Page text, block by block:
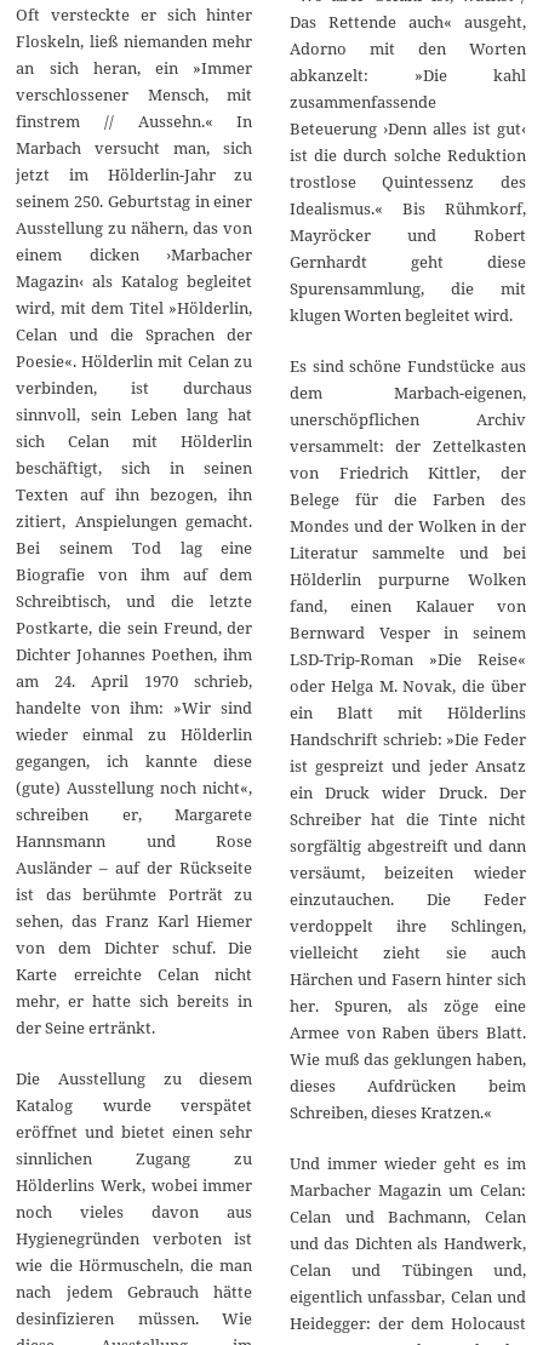
Oft versteckte er sich hinter
Floskeln, ließ niemanden mehr
an sich heran, ein »Immer
verschlossener Mensch, mit
finstrem // Aussehn.« In
Marbach versucht man, sich
jetzt im Hölderlin-Jahr zu
seinem 250. Geburtstag in einer
Ausstellung zu nähern, das von
einem dicken ›Marbacher
Magazin‹ als Katalog begleitet
wird, mit dem Titel »Hölderlin,
Celan und die Sprachen der
Poesie«. Hölderlin mit Celan zu
verbinden, ist durchaus
sinnvoll, sein Leben lang hat
sich Celan mit Hölderlin
beschäftigt, sich in seinen
Texten auf ihn bezogen, ihn
zitiert, Anspielungen gemacht.
Bei seinem Tod lag eine
Biografie von ihm auf dem
Schreibtisch, und die letzte
Postkarte, die sein Freund, der
Dichter Johannes Poethen, ihm
am 24. April 1970 schrieb,
handelte von ihm: »Wir sind
wieder einmal zu Hölderlin
gegangen, ich kannte diese
(gute) Ausstellung noch nicht«,
schreiben er, Margarete
Hannsmann und Rose
Ausländer – auf der Rückseite
ist das berühmte Porträt zu
sehen, das Franz Karl Hiemer
von dem Dichter schuf. Die
Karte erreichte Celan nicht
mehr, er hatte sich bereits in
der Seine ertränkt.
Die Ausstellung zu diesem
Katalog wurde verspätet
eröffnet und bietet einen sehr
sinnlichen Zugang zu
Hölderlins Werk, wobei immer
noch vieles davon aus
Hygienegründen verboten ist
wie die Hörmuscheln, die man
nach jedem Gebrauch hätte
desinfizieren müssen. Wie
Das Rettende auch« ausgeht,
Adorno mit den Worten
abkanzelt: »Die kahl
zusammenfassende
Beteuerung ›Denn alles ist gut‹
ist die durch solche Reduktion
trostlose Quintessenz des
Idealismus.« Bis Rühmkorf,
Mayröcker und Robert
Gernhardt geht diese
Spurensammlung, die mit
klugen Worten begleitet wird.
Es sind schöne Fundstücke aus
dem Marbach-eigenen,
unerschöpflichen Archiv
versammelt: der Zettelkasten
von Friedrich Kittler, der
Belege für die Farben des
Mondes und der Wolken in der
Literatur sammelte und bei
Hölderlin purpurne Wolken
fand, einen Kalauer von
Bernward Vesper in seinem
LSD-Trip-Roman »Die Reise«
oder Helga M. Novak, die über
ein Blatt mit Hölderlins
Handschrift schrieb: »Die Feder
ist gespreizt und jeder Ansatz
ein Druck wider Druck. Der
Schreiber hat die Tinte nicht
sorgfältig abgestreift und dann
versäumt, beizeiten wieder
einzutauchen. Die Feder
verdoppelt ihre Schlingen,
vielleicht zieht sie auch
Härchen und Fasern hinter sich
her. Spuren, als zöge eine
Armee von Raben übers Blatt.
Wie muß das geklungen haben,
dieses Aufdrücken beim
Schreiben, dieses Kratzen.«
Und immer wieder geht es im
Marbacher Magazin um Celan:
Celan und Bachmann, Celan
und das Dichten als Handwerk,
Celan und Tübingen und,
eigentlich unfassbar, Celan und
Heidegger: der dem Holocaust